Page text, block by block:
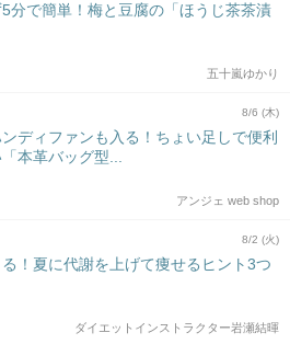
分で簡単！梅と豆腐の「ほうじ茶茶漬
五十嵐ゆかり
8/6 (木)
ディファンも入る！ちょい足しで便利
本革バッグ型...
アンジェ web shop
8/2 (火)
！夏に代謝を上げて痩せるヒント3つ
ダイエットインストラクター岩瀬結暉